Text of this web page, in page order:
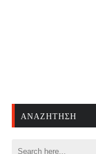
ΑΝΑΖΉΤΗΣΗ